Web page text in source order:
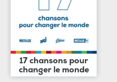
17 chansons pour
changer le monde